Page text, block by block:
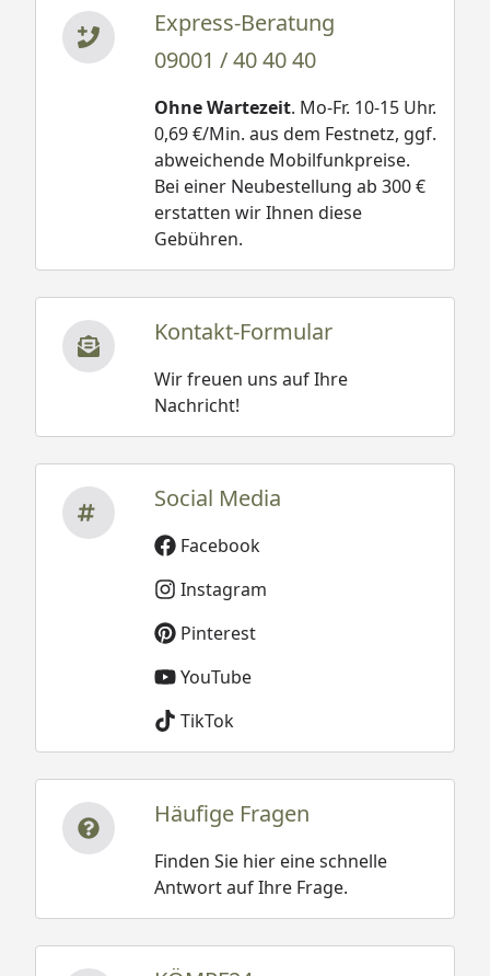
Express-Beratung
09001 / 40 40 40
Ohne Wartezeit. Mo-Fr. 10-15 Uhr.
0,69 €/Min. aus dem Festnetz, ggf.
abweichende Mobilfunkpreise.
Bei einer Neubestellung ab 300 €
erstatten wir Ihnen diese
Gebühren.
Kontakt-Formular
Wir freuen uns auf Ihre
Nachricht!
Social Media
Facebook
Instagram
Pinterest
YouTube
TikTok
Häufige Fragen
Finden Sie hier eine schnelle
Antwort auf Ihre Frage.